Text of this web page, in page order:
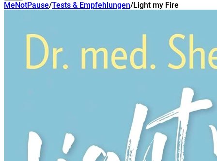
MeNotPause/Tests & Empfehlungen/Light my Fire